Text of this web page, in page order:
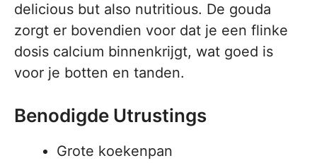
delicious but also nutritious. De gouda
zorgt er bovendien voor dat je een flinke
dosis calcium binnenkrijgt, wat goed is
voor je botten en tanden.
Benodigde Utrustings
Grote koekenpan